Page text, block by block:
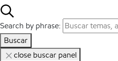
Search by phrase:
Buscar
close buscar panel